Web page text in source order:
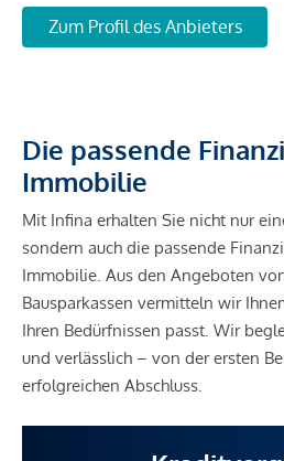
Zum Profil des Anbieters
Die passende
Immobilie
Mit Infina erhalten Sie nicht nur
sondern auch die passende
Immobilie. Aus den Angeboten
Bausparkassen vermitteln wir
Ihren Bedürfnissen passt. Wir
und verlässlich – von der ersten
erfolgreichen Abschluss.